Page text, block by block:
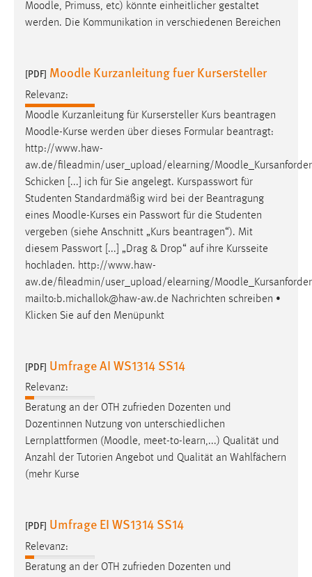
Moodle, Primuss, etc) könnte einheitlicher gestaltet
werden. Die Kommunikation in verschiedenen Bereichen
[PDF] Moodle Kurzanleitung fuer Kursersteller
Relevanz:
Moodle Kurzanleitung für Kursersteller Kurs beantragen
Moodle-Kurse werden über dieses Formular beantragt:
http://www.haw-
aw.de/fileadmin/user_upload/elearning/Moodle
Schicken [...] ich für Sie angelegt. Kurspasswort für
Studenten Standardmäßig wird bei der Beantragung
eines Moodle-Kurses ein Passwort für die Studenten
vergeben (siehe Anschnitt „Kurs beantragen“). Mit
diesem Passwort [...] „Drag & Drop“ auf ihre Kursseite
hochladen. http://www.haw-
aw.de/fileadmin/user_upload/elearning/Moodle
mailto:b.michallok@haw-aw.de Nachrichten schreiben •
Klicken Sie auf den Menüpunkt
[PDF] Umfrage AI WS1314 SS14
Relevanz:
Beratung an der OTH zufrieden Dozenten und
Dozentinnen Nutzung von unterschiedlichen
Lernplattformen (Moodle, meet-to-learn,...) Qualität und
Anzahl der Tutorien Angebot und Qualität an Wahlfächern
(mehr Kurse
[PDF] Umfrage EI WS1314 SS14
Relevanz:
Beratung an der OTH zufrieden Dozenten und
MARKETING
Sie tun dies, indem sie Besucher über Websites
Google Ads
Name:
_gcl_au
Anbieter:
Google Ireland Limited
Zweck:
Conversion-Tracking
Cookie Laufzeit:
3 Monate
_fbp
Facebook
Zweck:
Conversion-Tracking
Cookie Laufzeit:
EXTERNE MEDIEN
Um Inhalte von Videoplattformen und Social Media